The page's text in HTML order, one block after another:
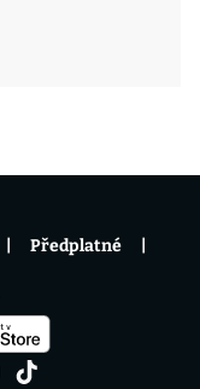
Předplatné